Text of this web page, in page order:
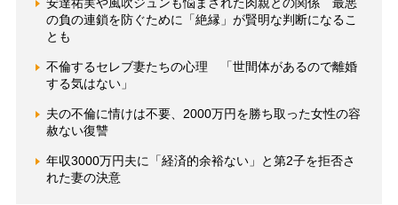
安達祐実や風吹ジュンも悩まされた肉親との関係 最悪
の負の連鎖を防ぐために「絶縁」が賢明な判断になるこ
とも
不倫するセレブ妻たちの心理 「世間体があるので離婚
する気はない」
夫の不倫に情けは不要、2000万円を勝ち取った女性の容
赦ない復讐
年収3000万円夫に「経済的余裕ない」と第2子を拒否さ
れた妻の決意